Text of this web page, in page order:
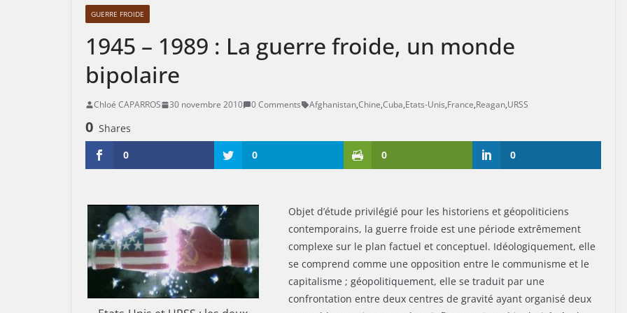
GUERRE FROIDE
1945 – 1989 : La guerre froide, un monde
bipolaire
Chloé CAPARROS 30 novembre 2010 0 Comments Afghanistan,Chine,Cuba,Etats-Unis,France,Reagan,URSS
0 Shares
0
0 0 0
Objet d’étude privilégié pour les historiens et géopoliticiens
contemporains, la guerre froide est une période extrêmement
complexe sur le plan factuel et conceptuel. Idéologiquement, elle
se comprend comme une opposition entre le communisme et le
capitalisme ; géopolitiquement, elle se traduit par une
confrontation entre deux centres de gravité ayant organisé deux